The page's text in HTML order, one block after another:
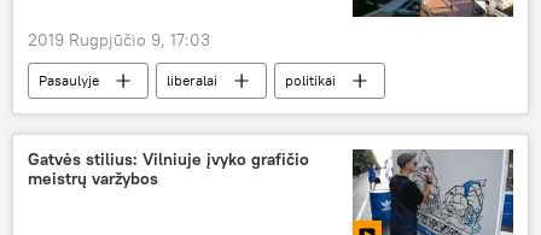
2019 Rugpjūčio 9, 17:03
Pasaulyje liberalai politikai
Gatvės stilius: Vilniuje įvyko grafičio
meistrų varžybos